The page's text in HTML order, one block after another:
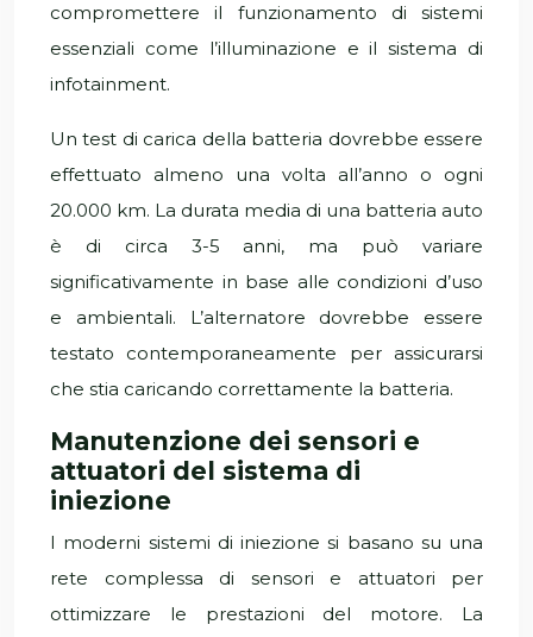
compromettere il funzionamento di sistemi
essenziali come l’illuminazione e il sistema di
infotainment.
Un test di carica della batteria dovrebbe essere
effettuato almeno una volta all’anno o ogni
20.000 km. La durata media di una batteria auto
è di circa 3-5 anni, ma può variare
significativamente in base alle condizioni d’uso
e ambientali. L’alternatore dovrebbe essere
testato contemporaneamente per assicurarsi
che stia caricando correttamente la batteria.
Manutenzione dei sensori e
attuatori del sistema di
iniezione
I moderni sistemi di iniezione si basano su una
rete complessa di sensori e attuatori per
ottimizzare le prestazioni del motore. La